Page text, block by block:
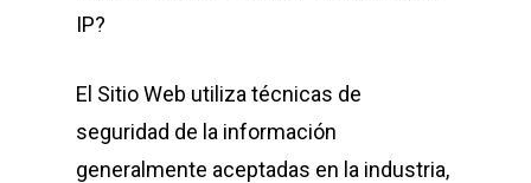
IP?
El Sitio Web utiliza técnicas de
seguridad de la información
generalmente aceptadas en la industria,